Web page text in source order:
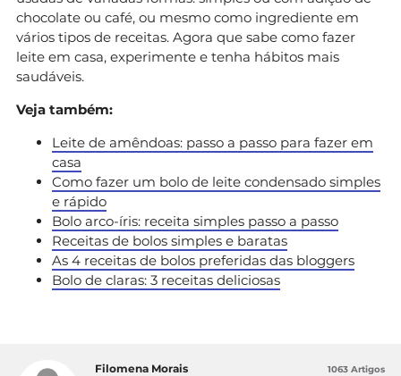
chocolate ou café, ou mesmo como ingrediente em
vários tipos de receitas. Agora que sabe como fazer
leite em casa, experimente e tenha hábitos mais
saudáveis.
Veja também:
Leite de amêndoas: passo a passo para fazer em
casa
Como fazer um bolo de leite condensado simples
e rápido
Bolo arco-íris: receita simples passo a passo
Receitas de bolos simples e baratas
As 4 receitas de bolos preferidas das bloggers
Bolo de claras: 3 receitas deliciosas
Filomena Morais 1063 Artigos